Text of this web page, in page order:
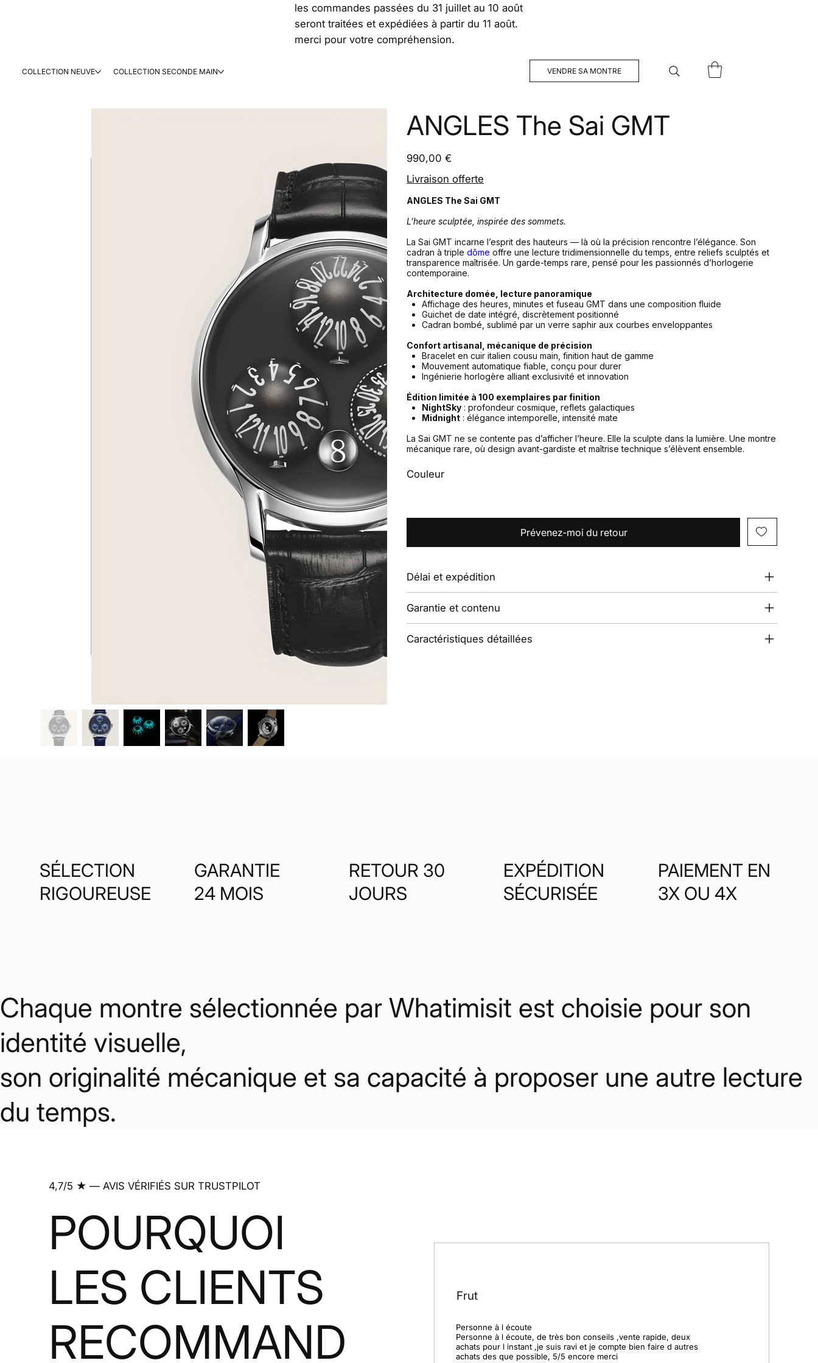
les commandes passées du 31 juillet au 10 août
seront traitées et expédiées à partir du 11 août.
merci pour votre compréhension.
COLLECTION NEUVE COLLECTION SECONDE MAIN VENDRE SA MONTRE
ANGLES The Sai GMT
Prix
990,00 €
Livraison offerte
ANGLES The Sai GMT
L’heure sculptée, inspirée des sommets.
La Sai GMT incarne l’esprit des hauteurs — là où la précision rencontre l’élégance. Son
cadran à tripledôme offre une lecture tridimensionnelle du temps, entre reliefs sculptés et
transparence maîtrisée. Un garde-temps rare, pensé pour les passionnés d’horlogerie
contemporaine.
Architecture domée, lecture panoramique
Affichage des heures, minutes et fuseau GMT dans une composition fluide
Guichet de date intégré, discrètement positionné
Cadran bombé, sublimé par un verre saphir aux courbes enveloppantes
Confort artisanal, mécanique de précision
Bracelet en cuir italien cousu main, finition haut de gamme
Mouvement automatique fiable, conçu pour durer
Ingénierie horlogère alliant exclusivité et innovation
Édition limitée à 100 exemplaires par finition
NightSky : profondeur cosmique, reflets galactiques
Midnight : élégance intemporelle, intensité mate
La Sai GMT ne se contente pas d’afficher l’heure. Elle la sculpte dans la lumière. Une montre
mécanique rare, où design avant-gardiste et maîtrise technique s’élèvent ensemble.
Couleur
Prévenez‑moi du retour
Délai et expédition
Garantie et contenu
Caractéristiques détaillées
SÉLECTION
RIGOUREUSE
GARANTIE
24 MOIS
RETOUR 30
JOURS
EXPÉDITION
SÉCURISÉE
PAIEMENT EN
3X OU 4X
Chaque montre sélectionnée par Whatimisit est choisie pour son
identité visuelle,
son originalité mécanique et sa capacité à proposer une autre lecture
du temps.
Frut
Personne à l écoute
Personne à l écoute, de très bon conseils ,vente rapide, deux
achats pour l instant ,je suis ravi et je compte bien faire d autres
achats des que possible, 5/5 encore merci
4,7/5 ★ — AVIS VÉRIFIÉS SUR TRUSTPILOT
POURQUOI
LES CLIENTS
RECOMMAND